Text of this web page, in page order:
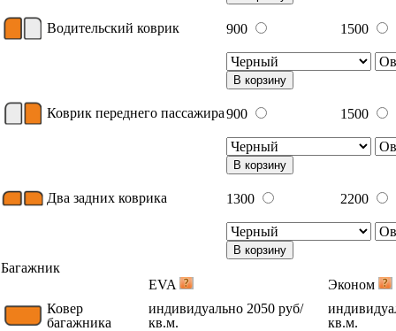
Водительский коврик 900 1500
В корзину
Коврик переднего пассажира900 1500
В корзину
Два задних коврика 1300 2200
В корзину
Багажник
EVA
Эконом
Ковер
багажника
индивидуально 2050 руб/
кв.м.
кв.м.